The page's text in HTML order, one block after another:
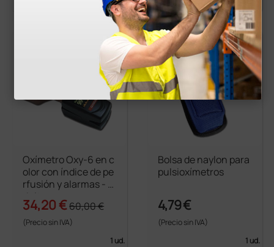
Oxímetro Oxy-6 en c
olor con índice de pe
rfusión y alarmas - a
dultos
34,20 €60,00 €
(Precio sin IVA)
1 ud.
Bolsa de naylon para
pulsioxímetros
4,79 €
(Precio sin IVA)
1 ud.